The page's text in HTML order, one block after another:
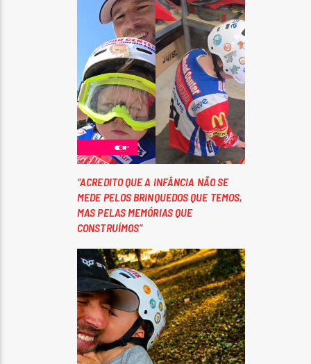
“ACREDITO QUE A INFÂNCIA NÃO SE
MEDE PELOS BRINQUEDOS QUE TEMOS,
MAS PELAS MEMÓRIAS QUE
CONSTRUÍMOS”